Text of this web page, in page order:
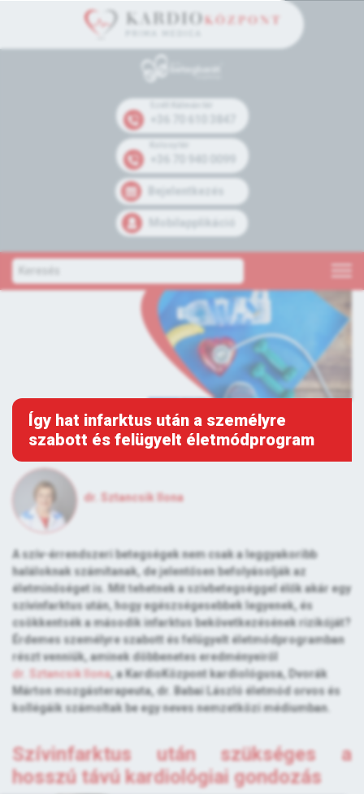
Bejelentkezés
Mobilapplikáció
Így hat infarktus után a személyre
szabott és felügyelt életmódprogram
dr. Sztancsik Ilona
A szív-érrendszeri betegségek nem csak a leggyakoribb
haláloknak számítanak, de jelentősen befolyásolják az
életminőséget is. Mit tehetnek a szívbetegséggel élők akár egy
szívinfarktus után, hogy egészségesebbek legyenek, és
csökkentsék a második infarktus bekövetkezésének rizikóját?
Érdemes személyre szabott és felügyelt életmódprogramban
részt venniük, aminek döbbenetes eredményeiről
dr. Sztancsik Ilona, a KardioKözpont kardiológusa, Dvorák
Márton mozgásterapeuta, dr. Babai László életmód orvos és
kollégáik számoltak be egy neves nemzetközi médiumban.
Szívinfarktus után szükséges a
hosszú távú kardiológiai gondozás